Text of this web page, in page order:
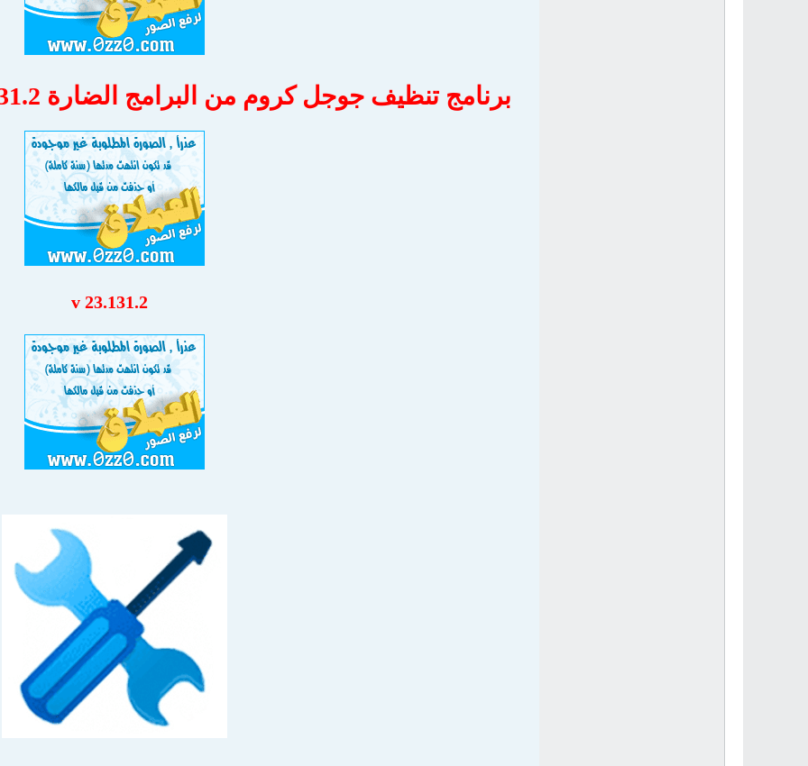
برنامج تنظيف جوجل كروم من البرامج الضارة Chrome Cleanup Tool 23.131.2
v 23.131.2